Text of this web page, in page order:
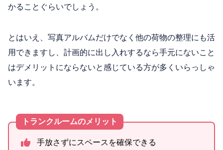
かることぐらいでしょう。
とはいえ、写真アルバムだけでなく他の荷物の整理にも活
用できますし、計画的に出し入れするなら手元にないこと
はデメリットにならないと感じている方が多くいらっしゃ
います。
トランクルームのメリット
手放さずにスペースを確保できる